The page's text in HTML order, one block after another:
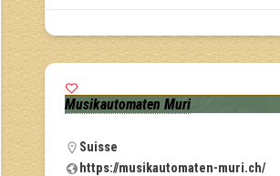
Musikautomaten Muri
Suisse
https://musikautomaten-muri.ch/